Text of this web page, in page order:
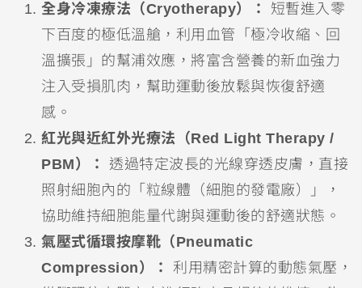
全身冷凍療法（Cryotherapy）：
短暫進入零
下百度的極低溫艙，利用血管「極冷收縮、回
溫擴張」的幫浦效應，將富含營養的新血強力
注入受損肌肉，幫助運動後放鬆與恢復舒適
感。
紅光與近紅外光療法（Red Light Therapy /
PBM）：
透過特定波長的光線穿透皮膚，直接
照射細胞內的「粒線體（細胞的發電廠）」，
協助維持細胞能量代謝與運動後的舒適狀態。
氣壓式循環按摩靴（Pneumatic
Compression）：
利用精密計算的動態氣壓，